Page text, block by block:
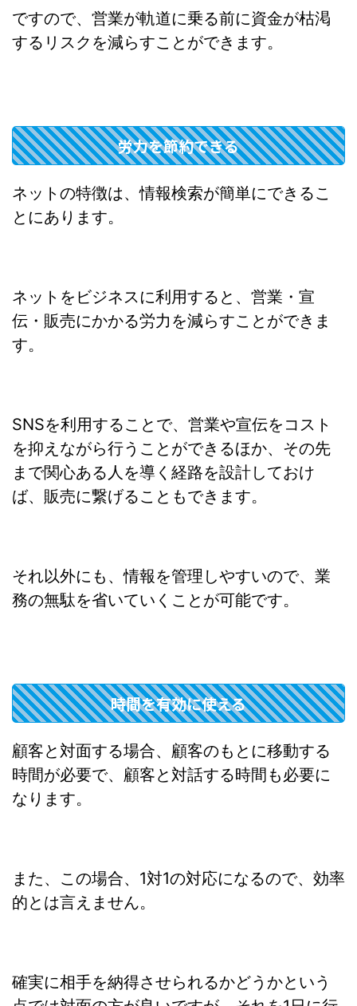
ですので、営業が軌道に乗る前に資金が枯渇
するリスクを減らすことができます。
労力を節約できる
ネットの特徴は、情報検索が簡単にできるこ
とにあります。
ネットをビジネスに利用すると、営業・宣
伝・販売にかかる労力を減らすことができま
す。
SNSを利用することで、営業や宣伝をコスト
を抑えながら行うことができるほか、その先
まで関心ある人を導く経路を設計しておけ
ば、販売に繋げることもできます。
それ以外にも、情報を管理しやすいので、業
務の無駄を省いていくことが可能です。
時間を有効に使える
顧客と対面する場合、顧客のもとに移動する
時間が必要で、顧客と対話する時間も必要に
なります。
また、この場合、1対1の対応になるので、効率
的とは言えません。
確実に相手を納得させられるかどうかという